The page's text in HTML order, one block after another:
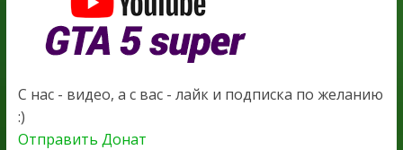
С нас - видео, а с вас - лайк и подписка по желанию
:)
Отправить Донат